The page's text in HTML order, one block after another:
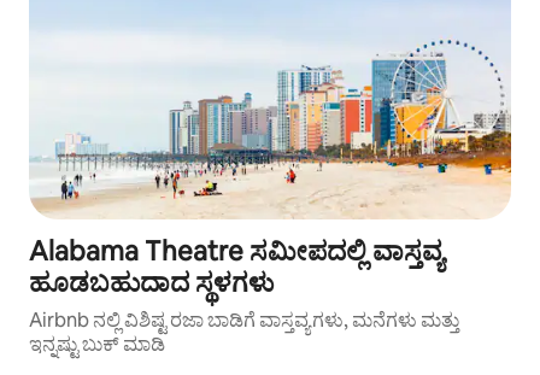
Alabama Theatre ಸಮೀಪದಲ್ಲಿ ವಾಸ್ತವ್ಯ
ಹೂಡಬಹುದಾದ ಸ್ಥಳಗಳು
Airbnb ನಲ್ಲಿ ವಿಶಿಷ್ಟ ರಜಾ ಬಾಡಿಗೆ ವಾಸ್ತವ್ಯಗಳು, ಮನೆಗಳು ಮತ್ತು
ಇನ್ನಷ್ಟು ಬುಕ್ ಮಾಡಿ